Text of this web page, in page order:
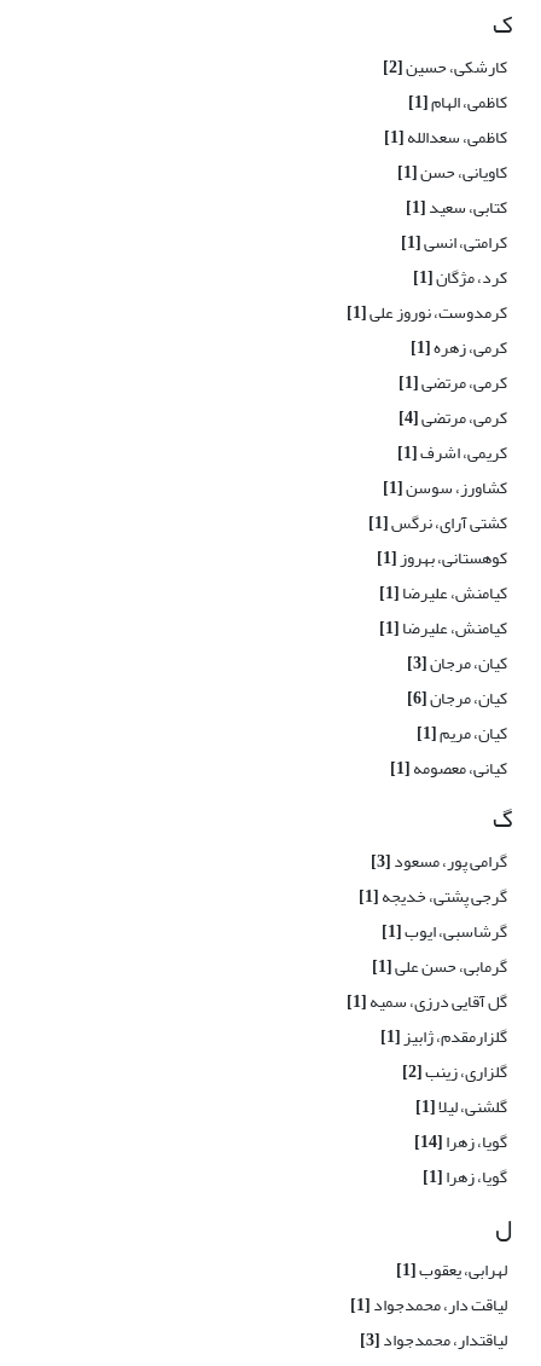
ک
کارشکی، حسین[2]
کاظمی، الهام[1]
کاظمی، سعدالله[1]
کاویانی، حسن[1]
کتابی، سعید[1]
کرامتی، انسی[1]
کرد، مژگان[1]
کرمدوست، نوروز علی[1]
کرمی، زهره[1]
کرمی، مرتضی[1]
کرمی، مرتضی[4]
کریمی، اشرف[1]
کشاورز، سوسن[1]
کشتی آرای، نرگس[1]
کوهستانی، بهروز[1]
کیامنش، علیرضا[1]
کیامنش، علیرضا[1]
کیان، مرجان[3]
کیان، مرجان[6]
کیان، مریم[1]
کیانی، معصومه[1]
گ
گرامی پور، مسعود[3]
گرجی پشتی، خدیجه[1]
گرشاسبی، ایوب[1]
گرمابی، حسن علی[1]
گل آقایی درزی، سمیه[1]
گلزارمقدم، ژابیز[1]
گلزاری، زینب[2]
گلشنی، لیلا[1]
گویا، زهرا[14]
گویا، زهرا[1]
ل
لهرابی، یعقوب[1]
لیاقت دار، محمدجواد[1]
لیاقتدار، محمدجواد[3]